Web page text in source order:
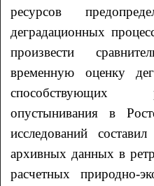
ресурсов
деградационных
произвести
временную оценку
способствующих
опустынивания в
исследований
архивных данных в
расчетных природно-